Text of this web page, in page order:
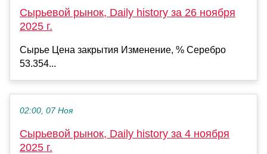
Сырьевой рынок, Daily history за 26 ноября
2025 г.
Сырье Цена закрытия Изменение, % Серебро
53.354...
02:00, 07 Ноя
Сырьевой рынок, Daily history за 4 ноября
2025 г.